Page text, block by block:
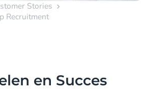
Stories
Recruitment
en Succes